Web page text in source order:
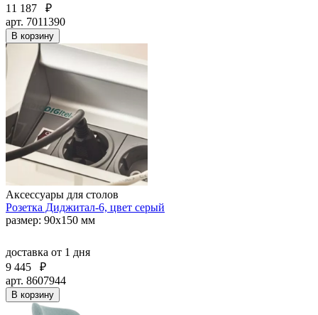
11 187
₽
арт. 7011390
В корзину
Аксессуары для столов
Розетка Диджитал-6, цвет серый
размер: 90х150 мм
доставка от 1 дня
9 445
₽
арт. 8607944
В корзину